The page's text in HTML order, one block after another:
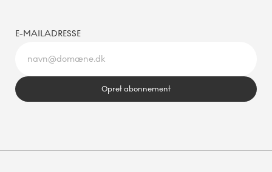
E-MAILADRESSE
Opret abonnement